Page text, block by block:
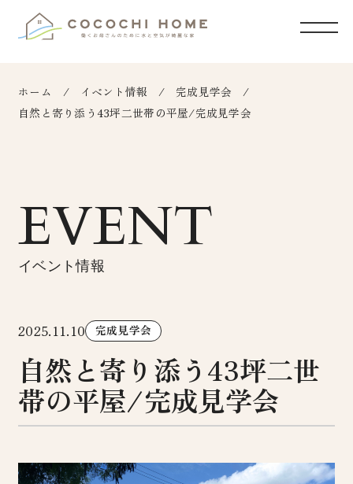
ホーム イベント情報
完成見学会
自然と寄り添う43坪二世帯の平屋/完成見学会
EVENT
イベント情報
2025.11.10 完成見学会
自然と寄り添う43坪二世
帯の平屋/完成見学会